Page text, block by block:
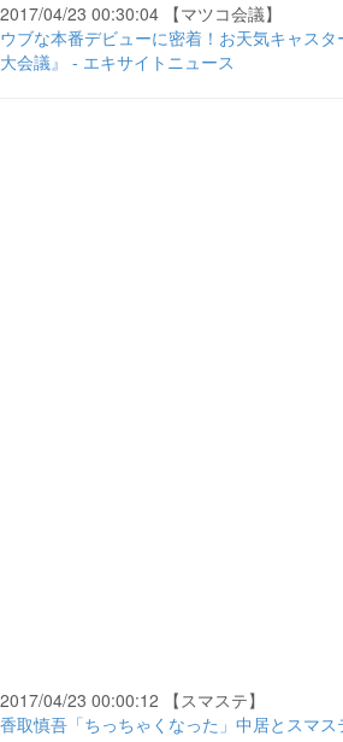
2017/04/23 00:30:04 【マツコ会議】
ウブな本番デビューに密着！お天気キャス
大会議』 - エキサイトニュース
2017/04/23 00:00:12 【スマステ】
香取慎吾「ちっちゃくなった」中居とスマ